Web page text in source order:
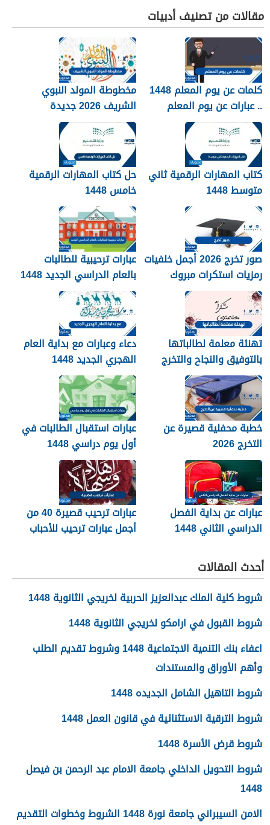
مقالات من تصنيف أدبيات
كلمات عن يوم المعلم 1448
.. عبارات عن يوم المعلم
مكتوبة 1448
مخطوطة المولد النبوي
الشريف 2026 جديدة
كتاب المهارات الرقمية ثاني
متوسط 1448
حل كتاب المهارات الرقمية
خامس 1448
صور تخرج 2026 أجمل خلفيات
رمزيات استكرات مبروك
التخرج 1448
عبارات ترحيبية للطالبات
بالعام الدراسي الجديد 1448
بالصور
تهنئة معلمة لطالباتها
بالتوفيق والنجاح والتخرج
2026
دعاء وعبارات مع بداية العام
الهجري الجديد 1448
خطبة محفلية قصيرة عن
التخرج 2026
عبارات استقبال الطالبات في
أول يوم دراسي 1448
عبارات عن بداية الفصل
الدراسي الثاني 1448
عبارات ترحيب قصيرة 40 من
أجمل عبارات ترحيب للأحباب
أحدث المقالات
شروط كلية الملك عبدالعزيز الحربية لخريجي الثانوية 1448
شروط القبول في ارامكو لخريجي الثانوية 1448
اعفاء بنك التنمية الاجتماعية 1448 وشروط تقديم الطلب
وأهم الأوراق والمستندات
شروط التاهيل الشامل الجديده 1448
شروط الترقية الاستثنائية في قانون العمل 1448
شروط قرض الأسرة 1448
شروط التحويل الداخلي جامعة الامام عبد الرحمن بن فيصل
1448
الامن السيبراني جامعة نورة 1448 الشروط وخطوات التقديم